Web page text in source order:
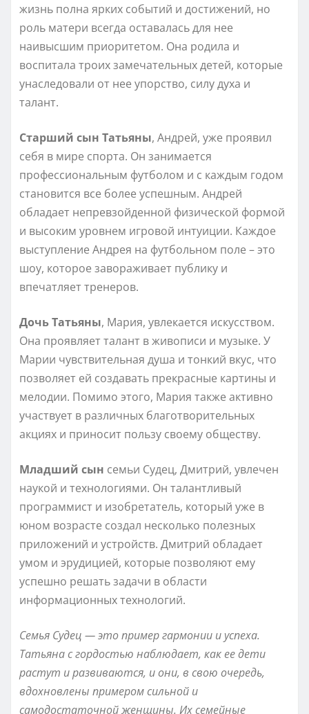
жизнь полна ярких событий и достижений, но
роль матери всегда оставалась для нее
наивысшим приоритетом. Она родила и
воспитала троих замечательных детей, которые
унаследовали от нее упорство, силу духа и
талант.
Старший сын Татьяны, Андрей, уже проявил
себя в мире спорта. Он занимается
профессиональным футболом и с каждым годом
становится все более успешным. Андрей
обладает непревзойденной физической формой
и высоким уровнем игровой интуиции. Каждое
выступление Андрея на футбольном поле – это
шоу, которое завораживает публику и
впечатляет тренеров.
Дочь Татьяны, Мария, увлекается искусством.
Она проявляет талант в живописи и музыке. У
Марии чувствительная душа и тонкий вкус, что
позволяет ей создавать прекрасные картины и
мелодии. Помимо этого, Мария также активно
участвует в различных благотворительных
акциях и приносит пользу своему обществу.
Младший сын семьи Судец, Дмитрий, увлечен
наукой и технологиями. Он талантливый
программист и изобретатель, который уже в
юном возрасте создал несколько полезных
приложений и устройств. Дмитрий обладает
умом и эрудицией, которые позволяют ему
успешно решать задачи в области
информационных технологий.
Семья Судец — это пример гармонии и успеха.
Татьяна с гордостью наблюдает, как ее дети
растут и развиваются, и они, в свою очередь,
вдохновлены примером сильной и
самодостаточной женщины. Их семейные